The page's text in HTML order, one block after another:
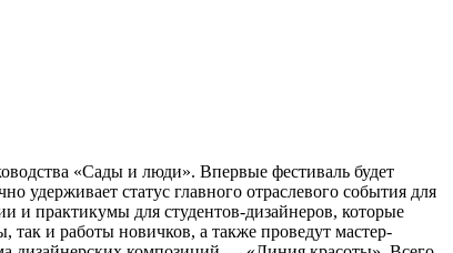
«Сады и люди». Впервые фестиваль будет
статус главного отраслевого события для
и практикумы для студентов-дизайнеров, которые
и работы новичков, а также проведут мастер-